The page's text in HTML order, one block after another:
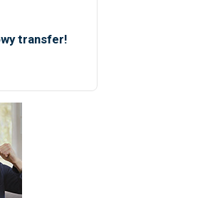
transfer!